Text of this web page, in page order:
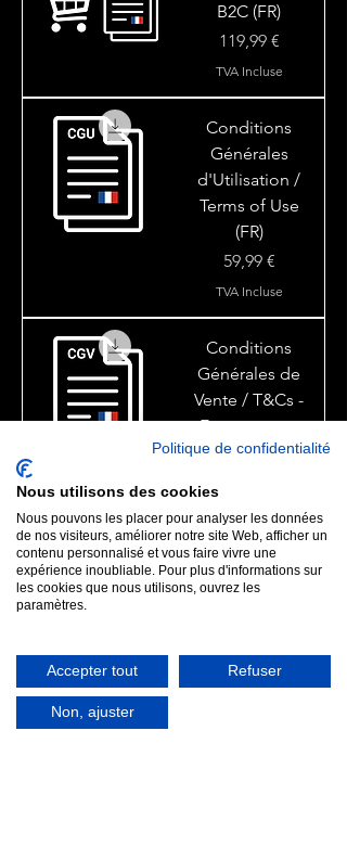
B2C (FR)
Prix
119,99 €
TVA Incluse
Conditions
Générales
d'Utilisation /
Terms of Use
(FR)
Prix
59,99 €
TVA Incluse
Conditions
Générales de
Vente / T&Cs -
E-commerce
B2C (FR)
TVA Incluse
IMPORTANT
SAS n'est pas un cabinet d'avocat et ne fournit pas de
conseil juridique. Conformément aux réglementations
applicables, MERCASAFE propose uniquement des
modèles de documents juridiques et administratifs à ses
clients téléchargeables en ligne. Chaque commande
Politique de confidentialité
Nous utilisons des cookies
Nous pouvons les placer pour analyser les données
de nos visiteurs, améliorer notre site Web, afficher un
contenu personnalisé et vous faire vivre une
expérience inoubliable. Pour plus d'informations sur
les cookies que nous utilisons, ouvrez les
paramètres.
Accepter tout Refuser
Non, ajuster